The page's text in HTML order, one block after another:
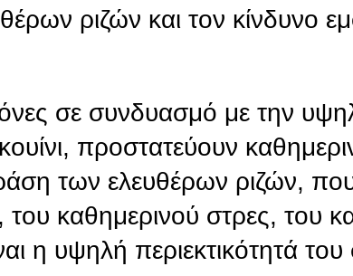
ριζών και τον κίνδυνο
σε συνδυασμό με την
προστατεύουν
των ελευθέρων ριζών,
καθημερινού στρες, του
η υψηλή περιεκτικότητά